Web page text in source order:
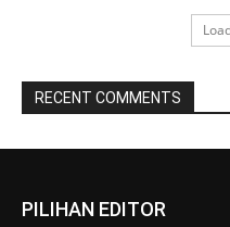
RECENT COMMENTS
PILIHAN EDITOR